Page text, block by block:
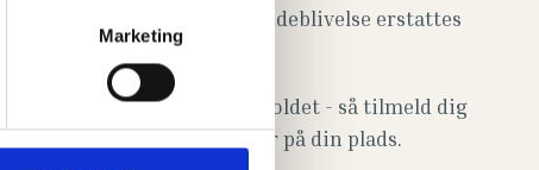
Marketing
Ved sygdom eller anden udeblivelse erstattes
tiden ikke.
Der er max 8 pladser på holdet - så tilmeld dig
hurtigt for at være sikker på din plads.